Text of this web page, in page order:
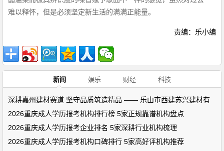
难以释怀，但是必须坚定新生活的满满正能量。
责编：乐小编
新闻 娱乐 财经 科技
深耕嘉州建材赛道 坚守品质筑造精品 —— 乐山市西建苏兴建材有
2026重庆成人学历报考机构排行榜 5家正规靠谱机构盘点
2026重庆成人学历报考企业排名 5家深耕行业机构梳理
2026重庆成人学历报考机构口碑排行 5家高好评机构推荐